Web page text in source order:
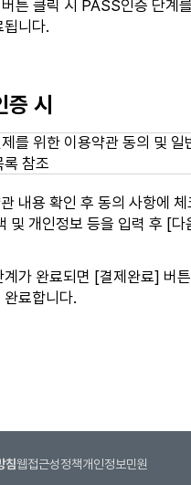
튼 클릭 시 PASS인증 단계
됩니다.
증 시
내용 확인 후 동의 사항에
및 개인정보 등을 입력 후 [다
계가 완료되면 [결제완료] 버
완료합니다.
침웹접근성정책개인정보민원